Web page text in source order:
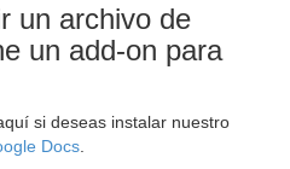
un archivo de
un add-on para
si deseas instalar nuestro
Docs